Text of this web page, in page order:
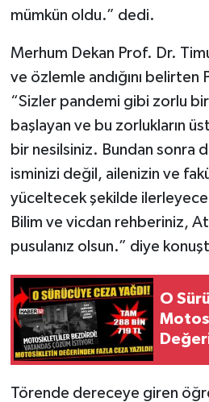
mümkün oldu.” dedi.
Merhum Dekan Prof. Dr.
ve özlemle andığını
“Sizler pandemi gibi zorlu
başlayan ve bu zorlukların
bir nesilsiniz. Bundan sonra
isminizi değil, ailenizin ve
yüceltecek şekilde
Bilim ve vicdan rehberiniz,
pusulanız olsun.” diye
O
Törende dereceye giren